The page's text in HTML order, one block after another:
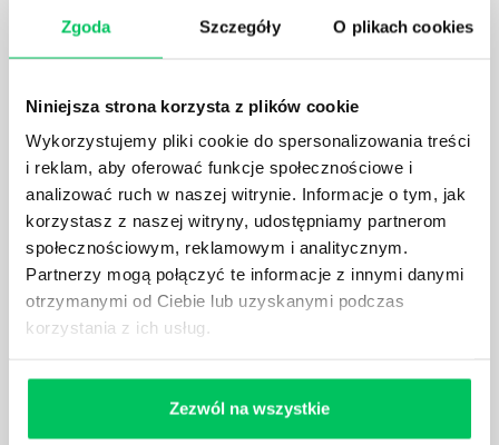
Zgoda Szczegóły O plikach cookies
Niniejsza strona korzysta z plików cookie
Wykorzystujemy pliki cookie do spersonalizowania treści
i reklam, aby oferować funkcje społecznościowe i
analizować ruch w naszej witrynie. Informacje o tym, jak
korzystasz z naszej witryny, udostępniamy partnerom
społecznościowym, reklamowym i analitycznym.
Partnerzy mogą połączyć te informacje z innymi danymi
otrzymanymi od Ciebie lub uzyskanymi podczas
korzystania z ich usług.
Zezwól na wszystkie
które mają za zadanie poprawić poszczególne
dziedziny gospodarki. Dzięki nim wszystkie firmy
wprowadzenie dąży do ujednolicenia jakości
produktów, które trafiają do klientów.
CZYM ZAJMUJE SIĘ AUDYTOR WEWNĘTRZNY
LABORATORIUM?
W każdym miejscu pracy osoby zatrudnione na
Ich obowiązkiem jest przestrzeganie panujących w
danej firmie zasad nie tylko pod względem jakości